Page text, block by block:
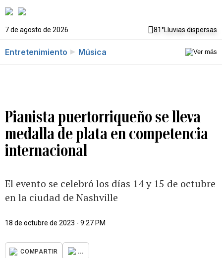
7 de agosto de 2026 81°Lluvias dispersas
Entretenimiento Música
Pianista puertorriqueño se lleva
medalla de plata en competencia
internacional
El evento se celebró los días 14 y 15 de octubre
en la ciudad de Nashville
18 de octubre de 2023 - 9:27 PM
COMPARTIR ...